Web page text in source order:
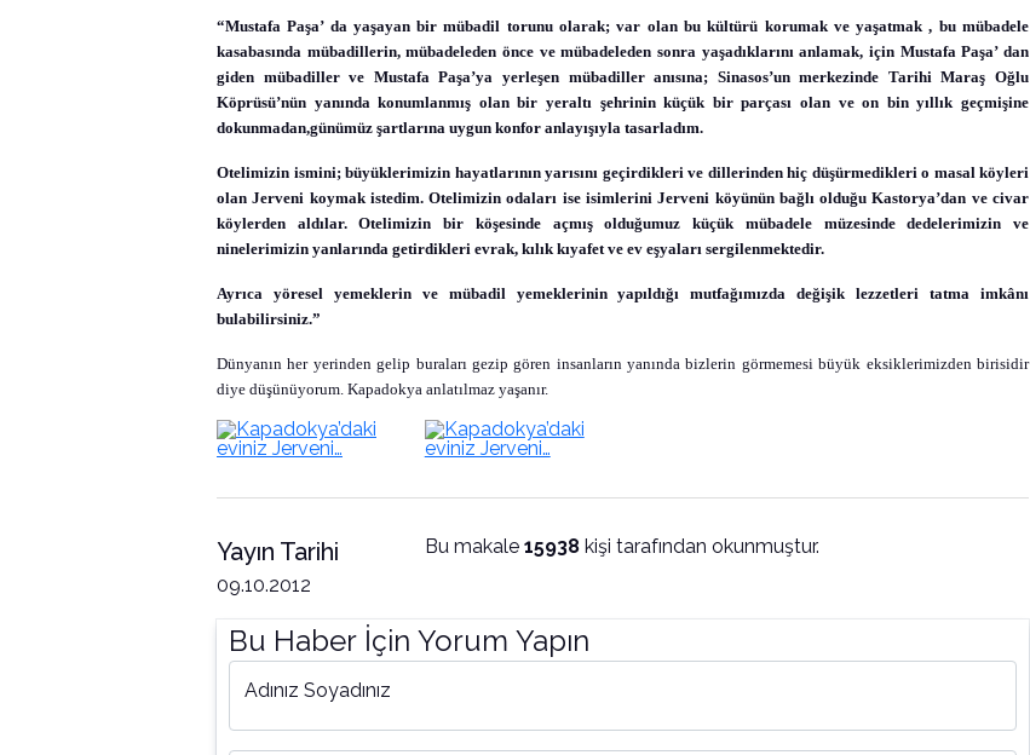
“Mustafa Paşa’ da yaşayan bir mübadil torunu olarak; var olan bu kültürü korumak ve yaşatmak , bu mübadele
kasabasında mübadillerin, mübadeleden önce ve mübadeleden sonra yaşadıklarını anlamak, için Mustafa Paşa’ dan
giden mübadiller ve Mustafa Paşa’ya yerleşen mübadiller anısına; Sinasos’un merkezinde Tarihi Maraş Oğlu
Köprüsü’nün yanında konumlanmış olan bir yeraltı şehrinin küçük bir parçası olan ve on bin yıllık geçmişine
dokunmadan,günümüz şartlarına uygun konfor anlayışıyla tasarladım.
Otelimizin ismini; büyüklerimizin hayatlarının yarısını geçirdikleri ve dillerinden hiç düşürmedikleri o masal köyleri
olan Jerveni koymak istedim. Otelimizin odaları ise isimlerini Jerveni köyünün bağlı olduğu Kastorya’dan ve civar
köylerden aldılar. Otelimizin bir köşesinde açmış olduğumuz küçük mübadele müzesinde dedelerimizin ve
ninelerimizin yanlarında getirdikleri evrak, kılık kıyafet ve ev eşyaları sergilenmektedir.
Ayrıca yöresel yemeklerin ve mübadil yemeklerinin yapıldığı mutfağımızda değişik lezzetleri tatma imkânı
bulabilirsiniz.”
Dünyanın her yerinden gelip buraları gezip gören insanların yanında bizlerin görmemesi büyük eksiklerimizden birisidir
diye düşünüyorum. Kapadokya anlatılmaz yaşanır.
Yayın Tarihi
09.10.2012
Bu makale 15938kişi tarafından okunmuştur.
Bu Haber İçin Yorum Yapın
Adınız Soyadınız